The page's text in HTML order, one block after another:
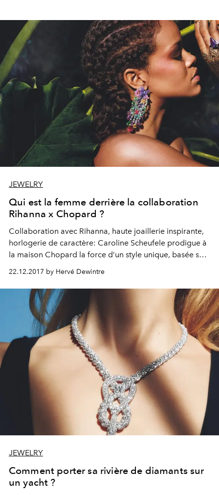
JEWELRY
Qui est la femme derrière la collaboration
Rihanna x Chopard ?
Collaboration avec Rihanna, haute joaillerie inspirante,
horlogerie de caractère: Caroline Scheufele prodigue à
la maison Chopard la force d’un style unique, basée sur
d’allégresse: portrait d’une maison – et d’une femme –
d’exception.
22.12.2017 by Hervé Dewintre
JEWELRY
Comment porter sa rivière de diamants sur
un yacht ?